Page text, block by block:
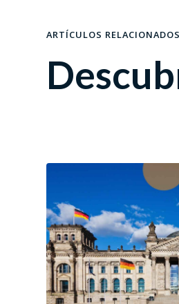
ARTÍCULOS RELACIONADOS